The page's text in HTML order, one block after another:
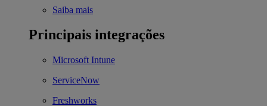
Saiba mais
Principais integrações
Microsoft Intune
ServiceNow
Freshworks